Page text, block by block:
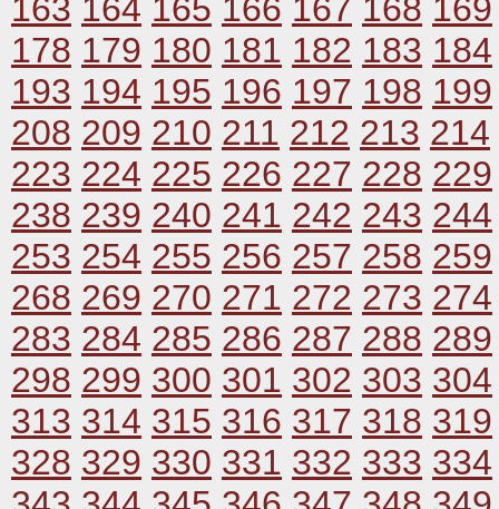
163 164 165 166 167 168 169
178 179 180 181 182 183 184
193 194 195 196 197 198 199
208 209 210 211 212 213 214
223 224 225 226 227 228 229
238 239 240 241 242 243 244
253 254 255 256 257 258 259
268 269 270 271 272 273 274
283 284 285 286 287 288 289
298 299 300 301 302 303 304
313 314 315 316 317 318 319
328 329 330 331 332 333 334